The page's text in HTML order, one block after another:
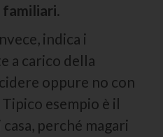
familiari.
indica i
a carico della
oppure no con
esempio è il
perché magari